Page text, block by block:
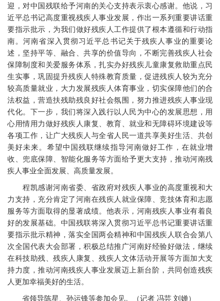
迎，对中国残联给予河南的关心支持表示衷心感谢。他说，习
近平总书记高度重视残疾人事业发展，作出一系列重要讲话重
要指示批示，为我们做好残疾人工作提供了根本遵循和行动指
南。河南省深入贯彻习近平总书记关于残疾人事业的重要论
述，坚持平等、融合、共享的价值导向，不断完善残疾人社会
保障制度和关爱服务体系，扎实办好残疾儿童康复救助重点民
生实事，巩固提升残疾人特殊教育质量，促进残疾人较为充分
较高质量就业，大力发展残疾人体育事业，切实保障他们的合
法权益，营造扶残助残良好社会氛围，努力推进残疾人事业现
代化。下一步，我们将深入践行以人民为中心的发展思想，用
心用情用力做好残疾人康复、教育、就业和无障碍环境建设等
各项工作，让广大残疾人与全省人民一道共享美好生活、共创
美好未来。希望中国残联继续指导河南做好工作，在就业增
收、兜底保障、智能化服务等方面给予更大支持，推动河南残
疾人事业全面发展、高质量发展。
程凯感谢河南省委、省政府对残疾人事业的高度重视和大
力支持，充分肯定了河南在残疾人就业保障、竞技体育和志愿
服务等方面取得的显著成绩。他表示，河南残疾人事业有着良
好的发展基础。中国残联将深入贯彻习近平总书记重要讲话重
要指示批示精神，落实全国两会精神和中国残疾人联合会第八
次全国代表大会部署，积极总结推广河南好经验好做法，继续
在科技助残、残疾人康复、残疾人文体活动开展等方面加大支
持力度，推动河南残疾人事业发展迈上新台阶，共同创造残疾
人更加幸福美好的生活。
省领导陈星、孙运锋等参加会见。（记者 冯芸 刘婵）